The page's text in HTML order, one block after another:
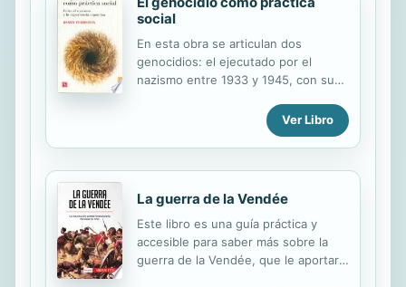
social
En esta obra se articulan dos
genocidios: el ejecutado por el
nazismo entre 1933 y 1945, con sus
momentos, y el ocurrido en
Argentina entre 1974 y 1983, antes y
durante la ultima dictadura militar. La
eleccion de ambos hechos historicos
argumentativa no explicada con
anterioridad en el abordaje de las
practicas genocidas de la segunda
mitad del siglo XX. El autor considera
Ver Libro
La guerra de la Vendée
Este libro es una guía práctica y
accesible para saber más sobre la
guerra de la Vendée, que le aportará